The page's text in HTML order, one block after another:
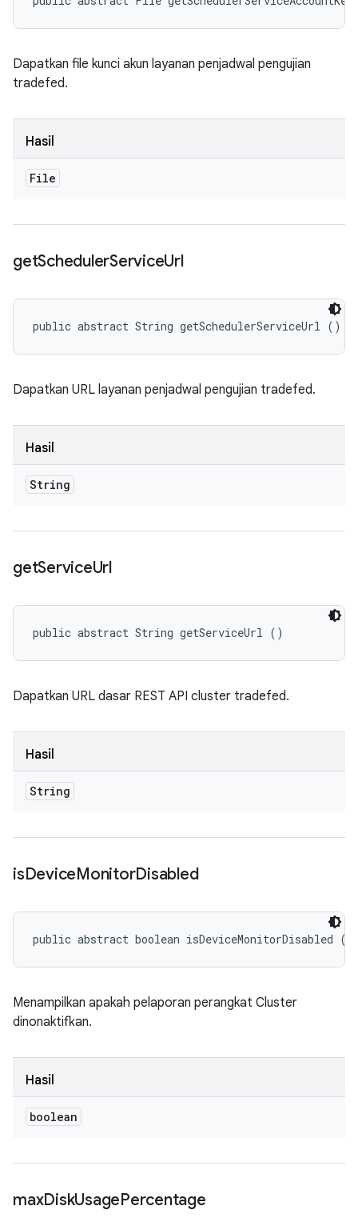
Dapatkan file kunci akun layanan penjadwal pengujian
tradefed.
Hasil
File
getSchedulerServiceUrl
public abstract String getSchedulerServiceUrl ()
Dapatkan URL layanan penjadwal pengujian tradefed.
Hasil
String
getServiceUrl
public abstract String getServiceUrl ()
Dapatkan URL dasar REST API cluster tradefed.
Hasil
String
isDeviceMonitorDisabled
public abstract boolean isDeviceMonitorDisabled ()
Menampilkan apakah pelaporan perangkat Cluster
dinonaktifkan.
Hasil
boolean
maxDiskUsagePercentage